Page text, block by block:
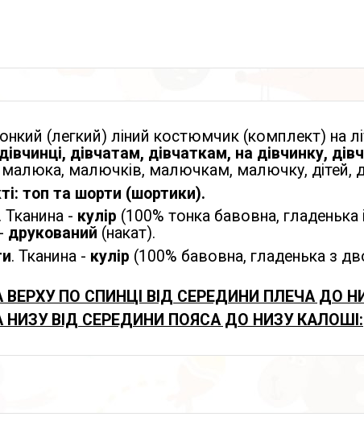
(легкий) ліний костюмчик (комплект) на
дівчатам, дівчаткам, на дівчинку,
малючків, малючкам, малючку, дітей,
топ та шорти (шортики).
. Тканина - кулір (100% тонка бавовна, гладенька
друкований (накат).
. Тканина - кулір (100% бавовна, гладенька з
ПО СПИНЦІ ВІД СЕРЕДИНИ ПЛЕЧА ДО
ВІД СЕРЕДИНИ ПОЯСА ДО НИЗУ КАЛОШІ: